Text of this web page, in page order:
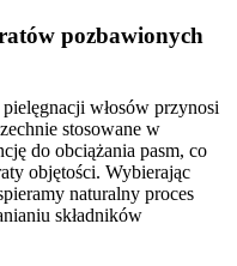
pozbawionych
włosów przynosi
stosowane w
do obciążania pasm, co
objętości. Wybierając
naturalny proces
składników